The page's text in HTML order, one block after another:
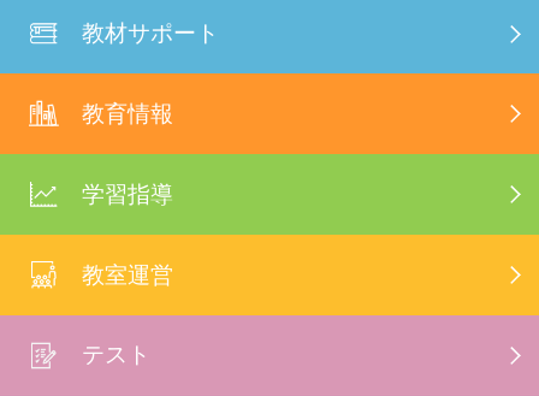
教材サポート
教育情報
学習指導
教室運営
テスト